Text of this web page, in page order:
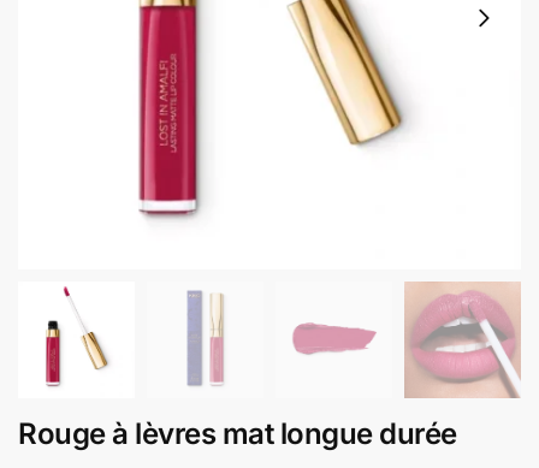
Rouge à lèvres mat longue durée